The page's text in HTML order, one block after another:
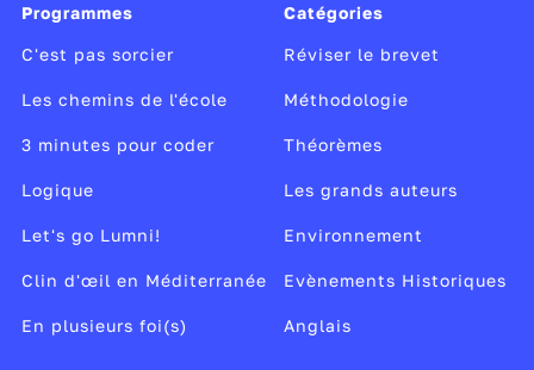
préparés à ce changement dès le début du cycle de
consolidation, le cycle 3, c’est-à-dire en CM1, puis
en CM2.
Programmes
C'est pas sorcier
Les chemins de l'école
3 minutes pour coder
Logique
Let's go Lumni!
Clin d'œil en Méditerranée
En plusieurs foi(s)
Catégories
Réviser le brevet
Méthodologie
Théorèmes
Les grands auteurs
Environnement
Evènements Historiques
Anglais